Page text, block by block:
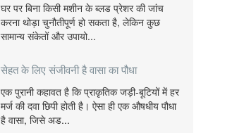
घर पर बिना किसी मशीन के ब्लड प्रेशर की जांच
करना थोड़ा चुनौतीपूर्ण हो सकता है, लेकिन कुछ
सामान्य संकेतों और उपायो...
सेहत के लिए संजीवनी है वासा का पौधा
एक पुरानी कहावत है कि प्राकृतिक जड़ी-बूटियों में हर
मर्ज की दवा छिपी होती है। ऐसा ही एक औषधीय पौधा
है वासा, जिसे अड...